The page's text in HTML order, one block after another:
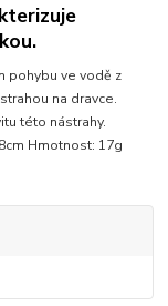
pohybu ve vodě z
na dravce.
této nástrahy.
Hmotnost: 17g